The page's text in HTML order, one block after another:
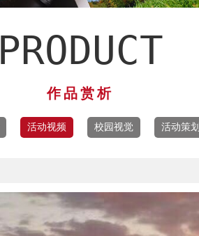
PRODUCT
作品赏析
活动视频 校园视觉 活动策划